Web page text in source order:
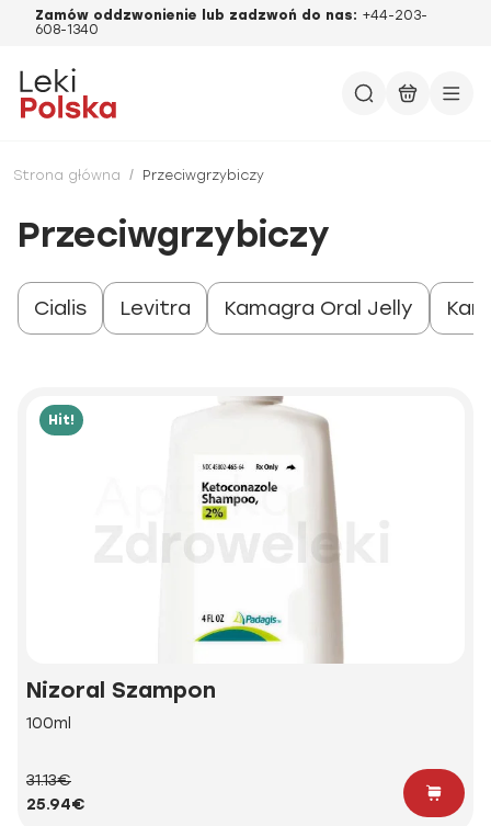
Zamów oddzwonienie lub zadzwoń do nas: +44-203-
608-1340
Strona główna / Przeciwgrzybiczy
Przeciwgrzybiczy
Cialis Levitra Kamagra Oral Jelly
Hit!
Nizoral Szampon
100ml
31.13€
25.94€